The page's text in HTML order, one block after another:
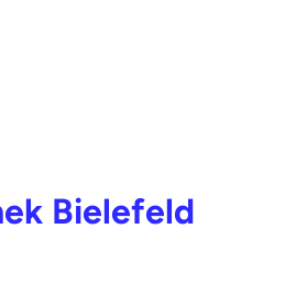
Bielefeld